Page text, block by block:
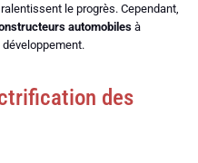
le progrès. Cependant,
automobilesà
des